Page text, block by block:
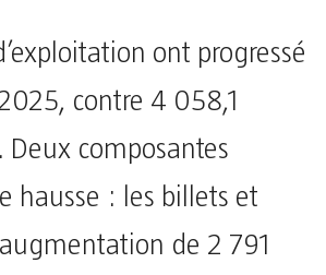
ont progressé
contre 4 058,1
Deux composantes
hausse : les billets et
de 2 791